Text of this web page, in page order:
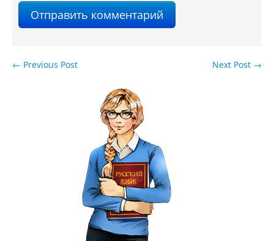
Next Post →
← Previous Post